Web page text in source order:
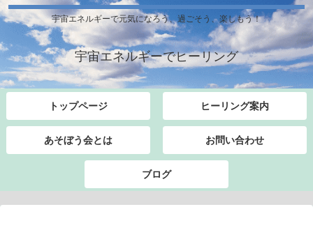
宇宙エネルギーで元気になろう、過ごそう、楽しもう！
宇宙エネルギーでヒーリング
トップページ ヒーリング案内
あそぼう会とは お問い合わせ
ブログ